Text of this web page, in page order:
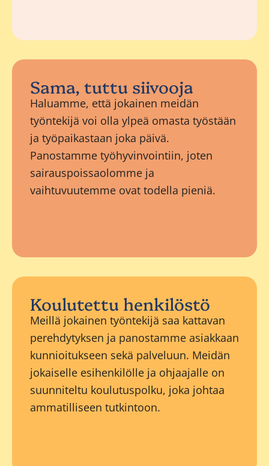
Sama, tuttu siivooja
Haluamme, että jokainen meidän
työntekijä voi olla ylpeä omasta työstään
ja työpaikastaan joka päivä.
Panostamme työhyvinvointiin, joten
sairauspoissaolomme ja
vaihtuvuutemme ovat todella pieniä.
Koulutettu henkilöstö
Meillä jokainen työntekijä saa kattavan
perehdytyksen ja panostamme asiakkaan
kunnioitukseen sekä palveluun. Meidän
jokaiselle esihenkilölle ja ohjaajalle on
suunniteltu koulutuspolku, joka johtaa
ammatilliseen tutkintoon.